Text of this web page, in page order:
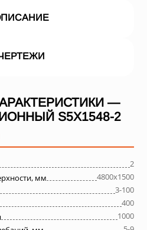
—
S5X1548-2
2
мм
4800х1500
3-100
400
1000